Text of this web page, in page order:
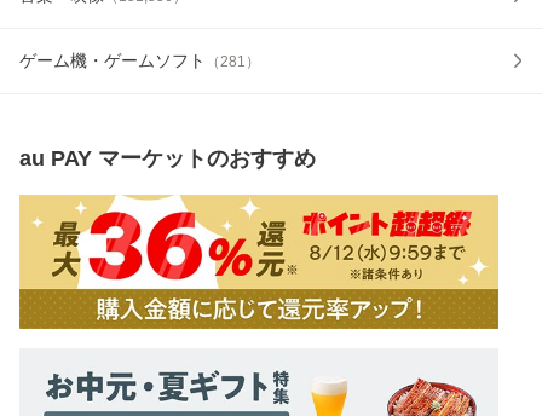
ゲーム機・ゲームソフト （281 ）
au PAY マーケットのおすすめ